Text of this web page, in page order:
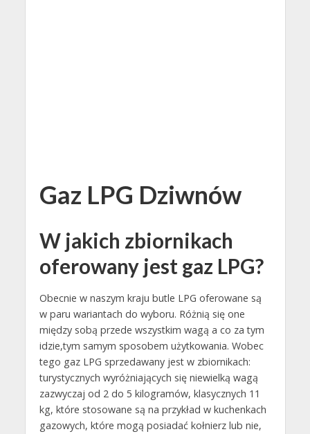
Gaz LPG Dziwnów
W jakich zbiornikach
oferowany jest gaz LPG?
Obecnie w naszym kraju butle LPG oferowane są
w paru wariantach do wyboru. Różnią się one
między sobą przede wszystkim wagą a co za tym
idzie,tym samym sposobem użytkowania. Wobec
tego gaz LPG sprzedawany jest w zbiornikach:
turystycznych wyróżniających się niewielką wagą
zazwyczaj od 2 do 5 kilogramów, klasycznych 11
kg, które stosowane są na przykład w kuchenkach
gazowych, które mogą posiadać kołnierz lub nie,